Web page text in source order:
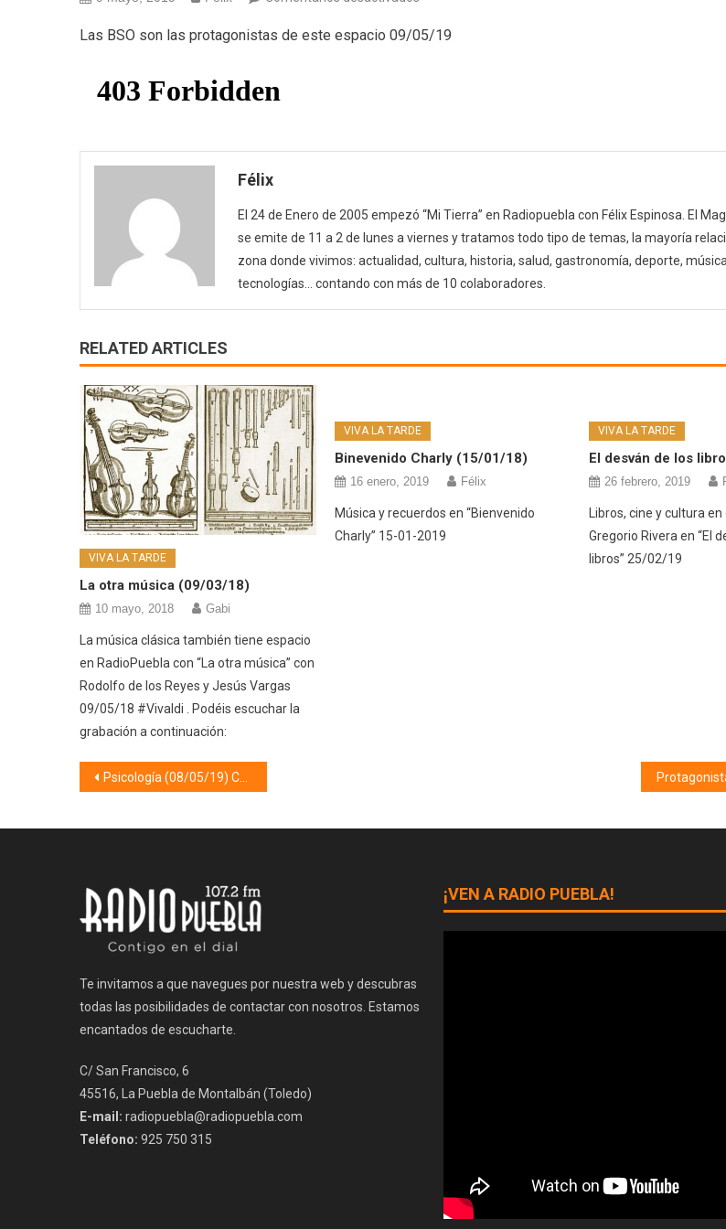
de
Las BSO son las protagonistas de este espacio 09/05/19
Félix
El 24 de Enero de 2005 empezó “Mi Tierra” en Radiopuebla con Félix Espinosa. El
se emite de 11 a 2 de lunes a viernes y tratamos todo tipo de temas, la mayoría
zona donde vivimos: actualidad, cultura, historia, salud, gastronomía, deporte,
tecnologías… contando con más de 10 colaboradores.
RELATED ARTICLES
VIVA LA TARDE
La otra música (09/03/18)
10 mayo, 2018 Gabi
La música clásica también tiene espacio
en RadioPuebla con “La otra música” con
Rodolfo de los Reyes y Jesús Vargas
09/05/18 #Vivaldi . Podéis escuchar la
grabación a continuación:
VIVA LA TARDE
Binevenido Charly (15/01/18)
16 enero, 2019 Félix
Música y recuerdos en “Bienvenido
Charly” 15-01-2019
VIVA LA TARDE
El desván de los
26 febrero, 2019
Libros, cine y cultura
Gregorio Rivera en “El
libros” 25/02/19
Navegación
Psicología (08/05/19) Comunicación
Te invitamos a que navegues por nuestra web y descubras
todas las posibilidades de contactar con nosotros. Estamos
encantados de escucharte.
C/ San Francisco, 6
45516, La Puebla de Montalbán (Toledo)
E-mail: radiopuebla@radiopuebla.com
Teléfono: 925 750 315
¡VEN A RADIO PUEBLA!